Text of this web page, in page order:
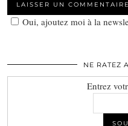
Oui, ajoutez moi à la
NE RATEZ
Entrez